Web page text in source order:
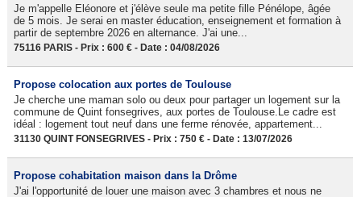
Je m'appelle Eléonore et j'élève seule ma petite fille Pénélope, âgée
de 5 mois. Je serai en master éducation, enseignement et formation à
partir de septembre 2026 en alternance. J'ai une...
75116 PARIS - Prix : 600 € - Date : 04/08/2026
Propose colocation aux portes de Toulouse
Je cherche une maman solo ou deux pour partager un logement sur la
commune de Quint fonsegrives, aux portes de Toulouse.Le cadre est
idéal : logement tout neuf dans une ferme rénovée, appartement...
31130 QUINT FONSEGRIVES - Prix : 750 € - Date : 13/07/2026
Propose cohabitation maison dans la Drôme
J'ai l'opportunité de louer une maison avec 3 chambres et nous ne